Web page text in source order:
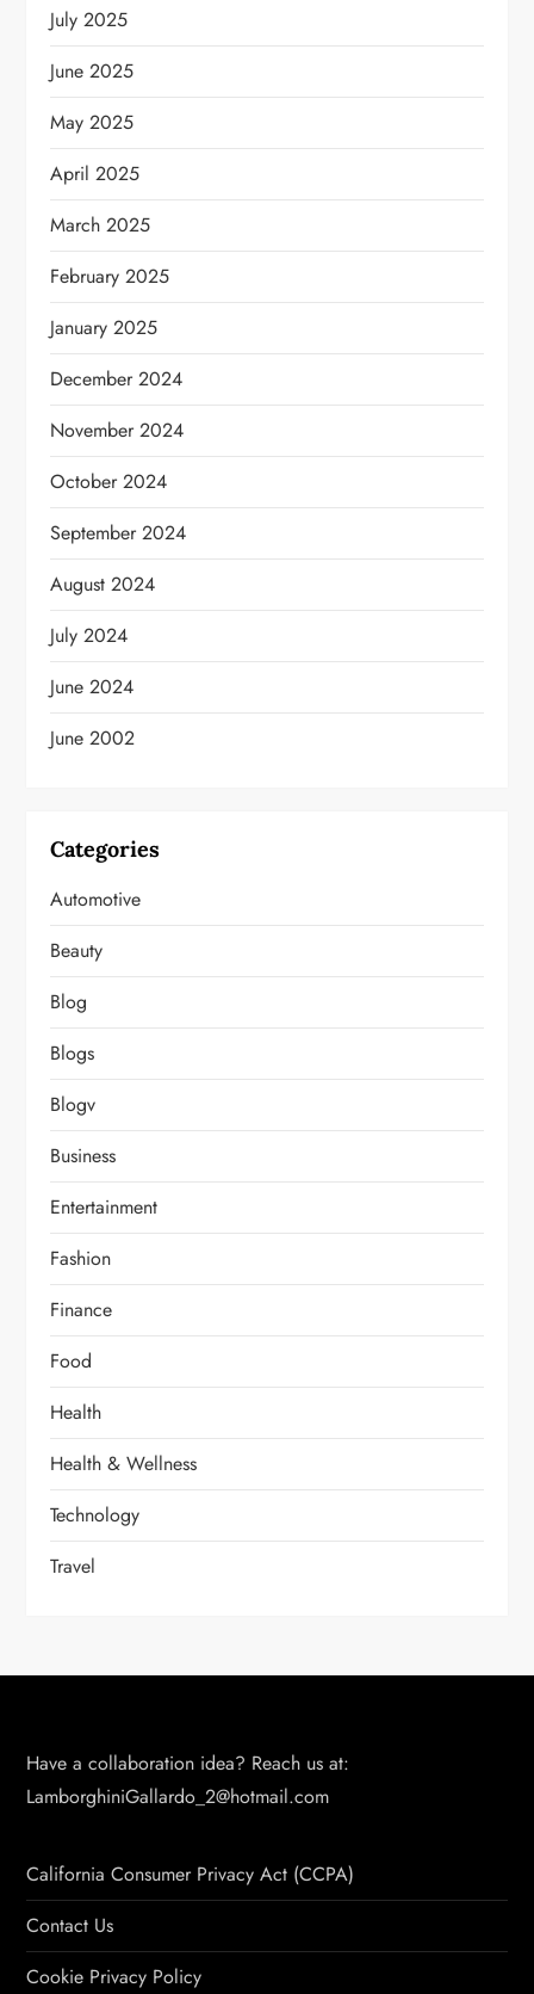
July 2025
June 2025
May 2025
April 2025
March 2025
February 2025
January 2025
December 2024
November 2024
October 2024
September 2024
August 2024
July 2024
June 2024
June 2002
Categories
Automotive
Beauty
Blog
Blogs
Blogv
Business
Entertainment
Fashion
Finance
Food
Health
Health & Wellness
Technology
Travel
Have a collaboration idea? Reach us at:
LamborghiniGallardo_2@hotmail.com
California Consumer Privacy Act (CCPA)
Contact Us
Cookie Privacy Policy